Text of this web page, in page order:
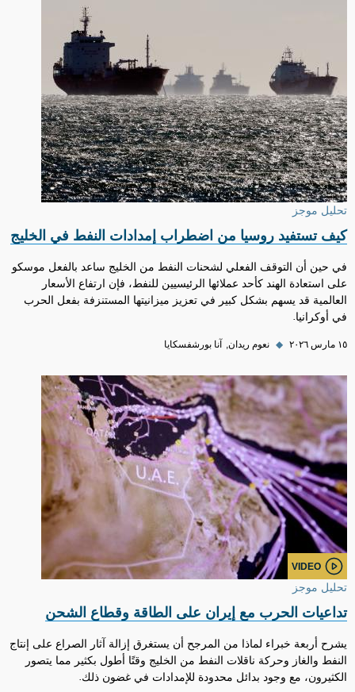
تحليل موجز
كيف تستفيد روسيا من اضطراب إمدادات النفط في الخليج
في حين أن التوقف الفعلي لشحنات النفط من الخليج ساعد بالفعل موسكو
على استعادة الهند كأحد عملائها الرئيسيين للنفط، فإن ارتفاع الأسعار
العالمية قد يسهم بشكل كبير في تعزيز ميزانيتها المستنزفة بفعل الحرب
في أوكرانيا.
١٥ مارس ٢٠٢٦ ◆ نعوم ريدان آنا بورشفسكايا
VIDEO
تحليل موجز
تداعيات الحرب مع إيران على الطاقة وقطاع الشحن
يشرح أربعة خبراء لماذا من المرجح أن يستغرق إزالة آثار الصراع على إنتاج
النفط والغاز وحركة ناقلات النفط من الخليج وقتًا أطول بكثير مما يتصور
الكثيرون، مع وجود بدائل محدودة للإمدادات في غضون ذلك.